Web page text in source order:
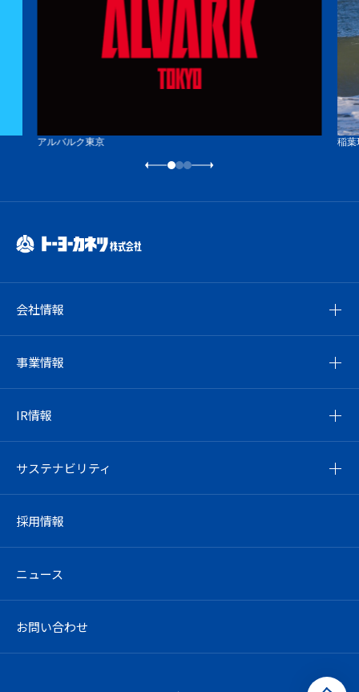
アルバルク東京 稲葉
会社情報
事業情報
IR情報
サステナビリティ
採用情報
ニュース
お問い合わせ
ペ